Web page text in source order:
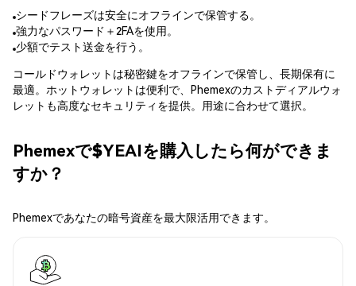
シードフレーズは安全にオフラインで保管する。
強力なパスワード＋2FAを使用。
少額でテスト送金を行う。
コールドウォレットは秘密鍵をオフラインで保管し、長期保有に
最適。ホットウォレットは便利で、Phemexのカストディアルウォ
レットも高度なセキュリティを提供。用途に合わせて選択。
Phemexで$YEAIを購入したら何ができま
すか？
Phemexであなたの暗号資産を最大限活用できます。